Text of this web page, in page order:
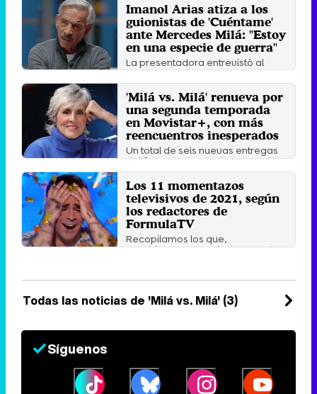
Imanol Arias atiza a los
guionistas de 'Cuéntame'
ante Mercedes Milá: "Estoy
en una especie de guerra"
La presentadora entrevistó al
actor en 'Milá vs. Milá', donde el
leonés volvió a ...
Martes 28 Junio 2022 02:21
'Milá vs. Milá' renueva por
una segunda temporada
en Movistar+, con más
reencuentros inesperados
Un total de seis nuevas entregas
del formato de Zanskar
Producciones verán la luz en #0.
Miércoles 9 Febrero 2022 15:02
Los 11 momentazos
televisivos de 2021, según
los redactores de
FormulaTV
Recopilamos los que,
consideramos, son los momentos
Todas las noticias de 'Milá vs. Milá' (3)
Síguenos